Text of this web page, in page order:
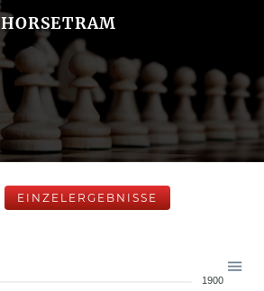
EINZELERGEBNISSE
1900